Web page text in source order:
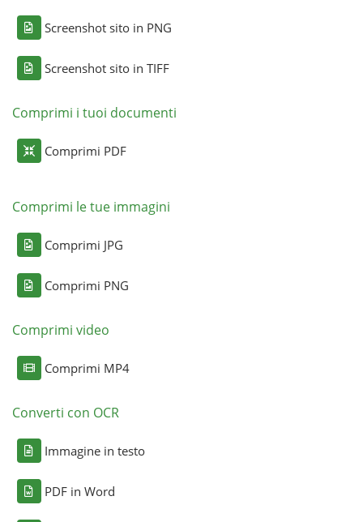
Screenshot sito in PNG
Screenshot sito in TIFF
Comprimi i tuoi documenti
Comprimi PDF
Comprimi le tue immagini
Comprimi JPG
Comprimi PNG
Comprimi video
Comprimi MP4
Converti con OCR
Immagine in testo
PDF in Word